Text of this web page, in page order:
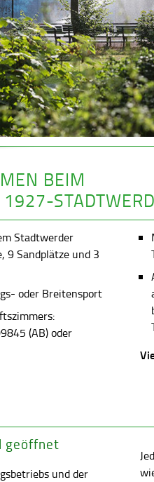
BEIM
Stadtwerder
9 Sandplätze und 3
oder Breitensport
(AB) oder
geöffnet
und der